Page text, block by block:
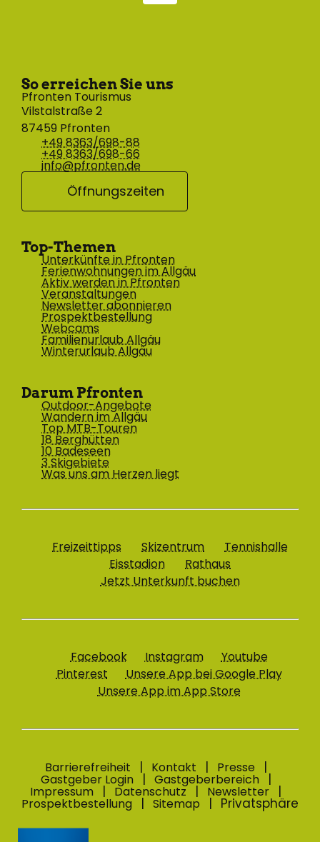
So erreichen Sie uns
Pfronten Tourismus
Vilstalstraße 2
87459 Pfronten
+49 8363/698-88
+49 8363/698-66
info@pfronten.de
Öffnungszeiten
Top-Themen
Unterkünfte in Pfronten
Ferienwohnungen im Allgäu
Aktiv werden in Pfronten
Veranstaltungen
Newsletter abonnieren
Prospektbestellung
Webcams
Familienurlaub Allgäu
Winterurlaub Allgäu
Darum Pfronten
Outdoor-Angebote
Wandern im Allgäu
Top MTB-Touren
18 Berghütten
10 Badeseen
3 Skigebiete
Was uns am Herzen liegt
Freizeittipps Skizentrum
Tennishalle
Eisstadion
Rathaus
Jetzt Unterkunft buchen
Facebook Instagram
Youtube
Pinterest
Unsere App bei Google Play
Unsere App im App Store
Barrierefreiheit Kontakt Presse
Gastgeber Login Gastgeberbereich
Impressum Datenschutz Newsletter
Prospektbestellung Sitemap Privatsphäre